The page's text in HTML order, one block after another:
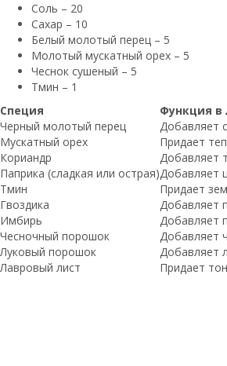
Соль – 20
Сахар – 10
Белый молотый перец – 5
Молотый мускатный орех – 5
Чеснок сушеный – 5
Тмин – 1
Специя
Функция в
Черный молотый перец
Добавляет
Мускатный орех
Придает
Кориандр
Добавляет
Паприка (сладкая или острая)Добавляет
Тмин
Придает
Гвоздика
Добавляет
Имбирь
Добавляет
Чесночный порошок
Добавляет
Луковый порошок
Добавляет
Лавровый лист
Придает